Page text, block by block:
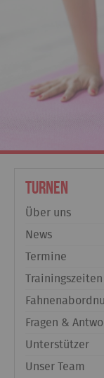
Turnen
Über uns
News
Termine
Trainingszeiten
Fragen &
Unterstützer
Unser Team